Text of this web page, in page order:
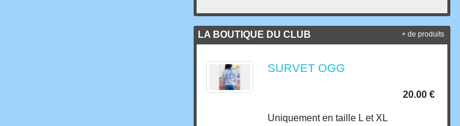
LA BOUTIQUE DU CLUB
SURVET OGG
20.00 €
Uniquement en taille L et XL
+ de produits